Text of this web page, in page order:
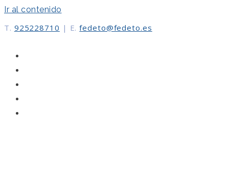
Ir al contenido
T. 925228710 | E. fedeto@fedeto.es